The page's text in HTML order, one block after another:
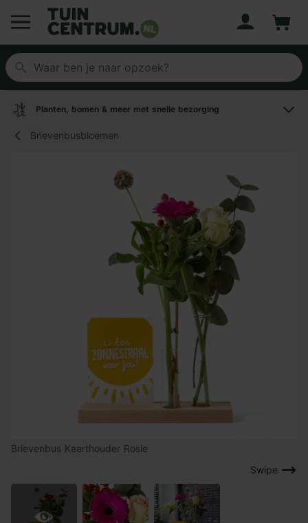
Logo Tuincentrum.nl
Planten, bomen & meer met snelle bezorging
Brievenbusbloemen
Swipe
Brievenbus Kaarthouder Rosie